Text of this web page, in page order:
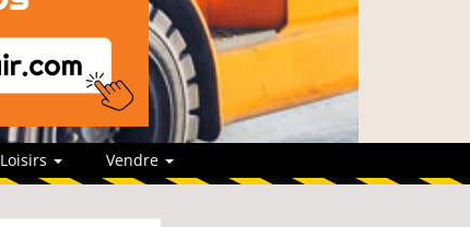
Loisirs Vendre